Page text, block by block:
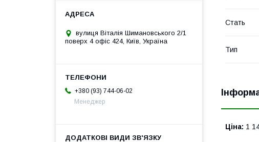
Стать
Тип
Ціна: 1
вулиця Віталія Шимановського 2/1
поверх 4 офіс 424, Київ, Україна
+380 (93) 744-06-02
Менеджер